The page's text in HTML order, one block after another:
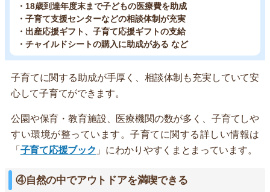
・18歳到達年度末まで子どもの医療費を助成
・子育て支援センターなどの相談体制が充実
・出産応援ギフト、子育て応援ギフトの支給
・チャイルドシートの購入に助成がある など
子育てに関する助成が手厚く、相談体制も充実していて安
心して子育てができます。
公園や保育・教育施設、医療機関の数が多く、子育てしや
すい環境が整っています。子育てに関する詳しい情報は
「 子育て応援ブック 」にわかりやすくまとまっています。
④自然の中でアウトドアを満喫できる